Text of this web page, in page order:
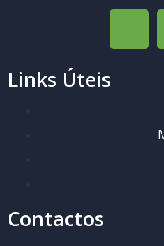
Links Úteis
Contactos